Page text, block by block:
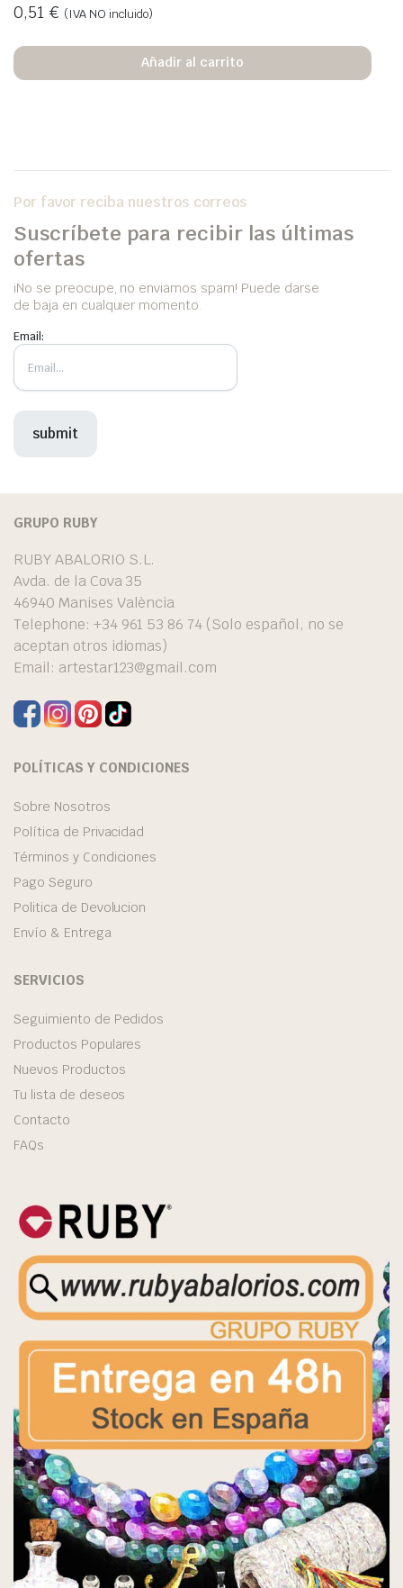
0,51 € (IVA NO incluido)
Añadir al carrito
Por favor reciba nuestros correos
Suscríbete para recibir las últimas
ofertas
iNo se preocupe, no enviamos spam! Puede darse
de baja en cualquier momento.
Email:
GRUPO RUBY
RUBY ABALORIO S.L.
Avda. de la Cova 35
46940 Manises València
Telephone: +34 961 53 86 74 (Solo español, no se
aceptan otros idiomas)
Email: artestar123@gmail.com
POLÍTICAS Y CONDICIONES
Sobre Nosotros
Política de Privacidad
Términos y Condiciones
Pago Seguro
Politica de Devolucion
Envío & Entrega
SERVICIOS
Seguimiento de Pedidos
Productos Populares
Nuevos Productos
Tu lista de deseos
Contacto
FAQs